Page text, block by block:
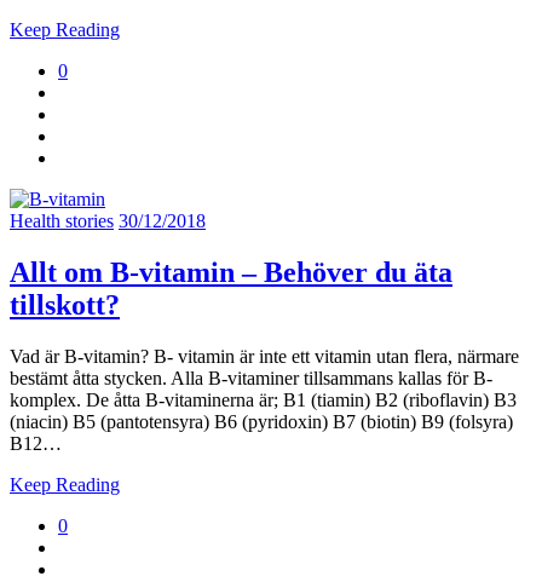
Keep Reading
0
Health stories 30/12/2018
Allt om B-vitamin – Behöver du äta
tillskott?
Vad är B-vitamin? B- vitamin är inte ett vitamin utan flera, närmare
bestämt åtta stycken. Alla B-vitaminer tillsammans kallas för B-
komplex. De åtta B-vitaminerna är; B1 (tiamin) B2 (riboflavin) B3
(niacin) B5 (pantotensyra) B6 (pyridoxin) B7 (biotin) B9 (folsyra)
B12…
Keep Reading
0